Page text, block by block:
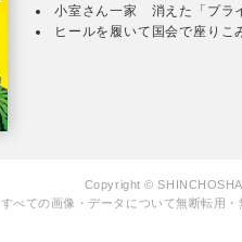
小室さん一家 消えた「プラ
ヒールを履いて国会で座り
Copyright ©
すべての画像・データについて無断転用・